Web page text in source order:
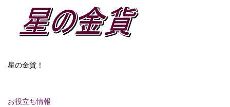
星の金貨！
お役立ち情報